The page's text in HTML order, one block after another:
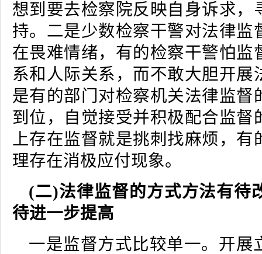
想到要去检察院反映自身诉求，
持。二是少数检察干警对法律监
在畏难情绪，有的检察干警怕监
系和人际关系，而不敢大胆开展
是有的部门对检察机关法律监督
到位，自觉接受并积极配合监督
上存在监督就是挑刺找麻烦，有
理存在消极应付现象。
(二)法律监督的方式方法有待
待进一步提高
一是监督方式比较单一。开展